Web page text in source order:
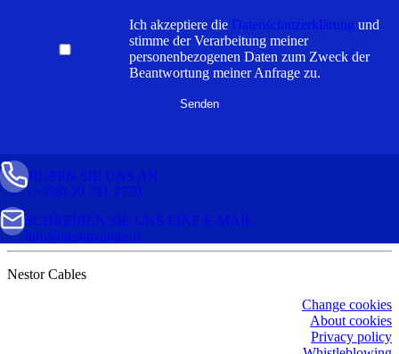
Ich akzeptiere die Datenschutzerklärung und
stimme der Verarbeitung meiner
personenbezogenen Daten zum Zweck der
Beantwortung meiner Anfrage zu.
(+358) 20 791 2770
RUFEN SIE UNS AN
info@nestorcables.fi
SCHREIBEN SIE UNS EINE E-MAIL
Nestor Cables
Change cookies
About cookies
Privacy policy